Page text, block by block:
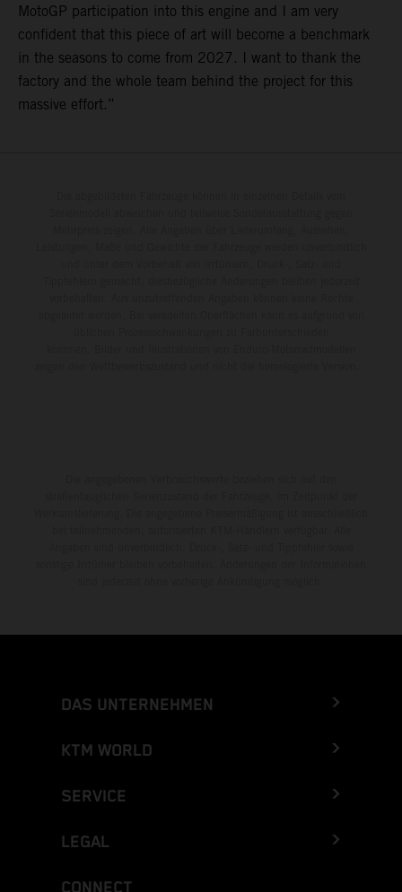
MotoGP participation into this engine and I am very
confident that this piece of art will become a benchmark
in the seasons to come from 2027. I want to thank the
factory and the whole team behind the project for this
massive effort.”
DAS UNTERNEHMEN
KTM WORLD
SERVICE
LEGAL
CONNECT